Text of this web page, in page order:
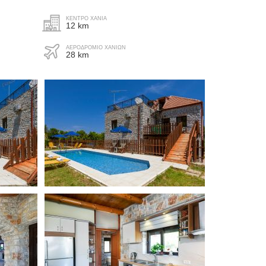
"This place was amazing! Super
huge, many different outdoor seating
has its own bathroom with
shower (handheld - European style).
were greeted by the sweetest
who had made us a treat, which
much needed after a long
Matt
Canada
house was great and worked
well for all 9 of us. The gardens
lovely and there a many different
to sit in the shade. It's a great
quiet, short drive from the
town/beaches."
Rowan
United Kingdom
"The Villa was beautiful and
pictured. It was spacious and
very quiet area. We enjoyed
and all the amenities. Plenty
to gather as a family but also
enjoy time by yourself. The
work is amazing. I would
recommend the villa!"
ΚΈΝΤΡΟ ΧΑΝΙΆ
12 km
ΑΕΡΟΔΡΟΜΙΟ ΧΑΝΙΩΝ
28 km